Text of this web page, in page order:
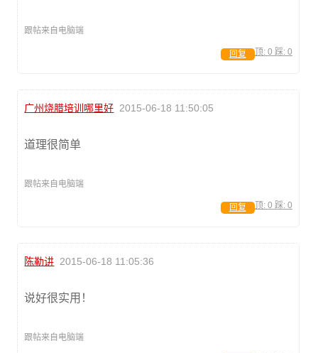
跟帖来自电脑端
顶: 0 踩: 0
回复
广州烧腊培训哪里好 2015-06-18 11:50:05
道理很简单
跟帖来自电脑端
顶: 0 踩: 0
回复
陈勒讲 2015-06-18 11:05:36
说好很实用！
跟帖来自电脑端